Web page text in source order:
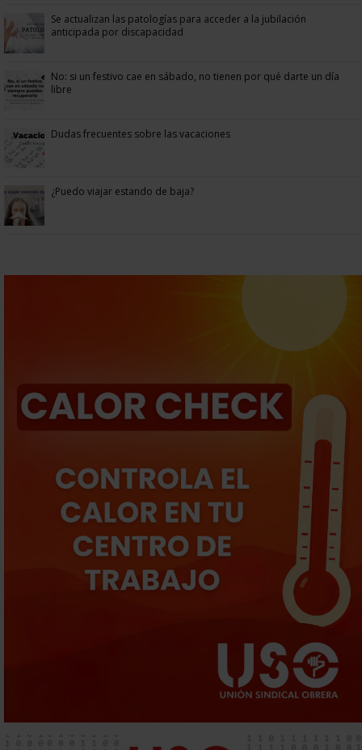
Se actualizan las patologías para acceder a la jubilación
anticipada por discapacidad
No: si un festivo cae en sábado, no tienen por qué darte un día
libre
Dudas frecuentes sobre las vacaciones
¿Puedo viajar estando de baja?